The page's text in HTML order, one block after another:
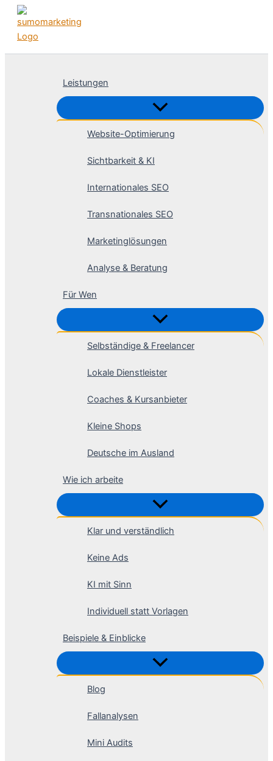
Zum
Inhalt
springen
Leistungen
Website-Optimierung
Sichtbarkeit & KI
Internationales SEO
Transnationales SEO
Marketinglösungen
Analyse & Beratung
Für Wen
Selbständige & Freelancer
Lokale Dienstleister
Coaches & Kursanbieter
Kleine Shops
Deutsche im Ausland
Wie ich arbeite
Klar und verständlich
Keine Ads
KI mit Sinn
Individuell statt Vorlagen
Beispiele & Einblicke
Blog
Fallanalysen
Mini Audits